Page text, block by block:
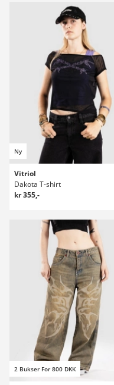
Ny
Vitriol
Dakota T-shirt
kr 355,-
2 Bukser For 800 DKK